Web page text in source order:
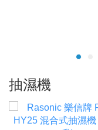
抽濕機